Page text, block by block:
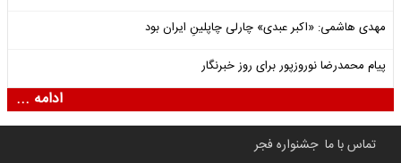
مهدی هاشمی: «اکبر عبدی» چارلی چاپلینِ ایران بود
پیام محمدرضا نوروزپور برای روز خبرنگار
ادامه ...
تماس با ما جشنواره فجر